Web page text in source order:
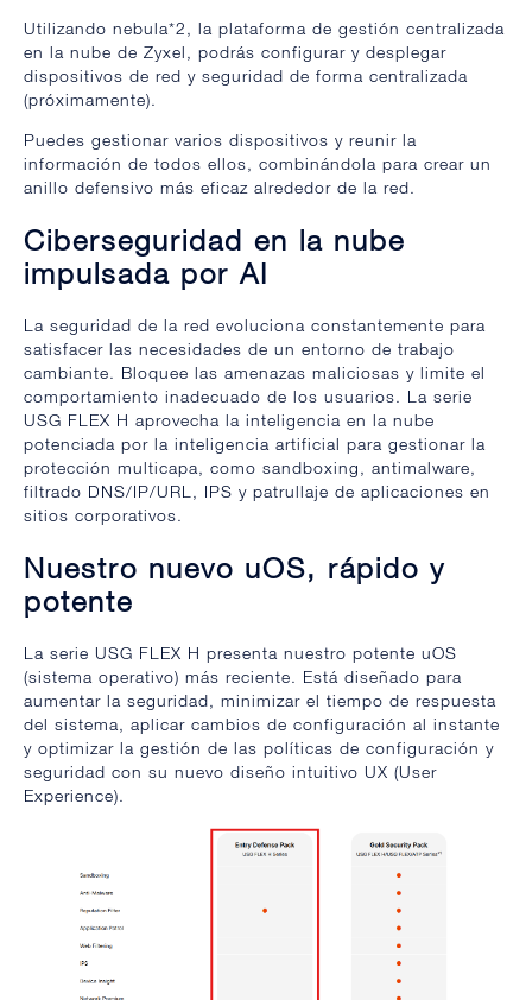
Utilizando nebula*2, la plataforma de gestión centralizada
en la nube de Zyxel, podrás configurar y desplegar
dispositivos de red y seguridad de forma centralizada
(próximamente).
Puedes gestionar varios dispositivos y reunir la
información de todos ellos, combinándola para crear un
anillo defensivo más eficaz alrededor de la red.
Ciberseguridad en la nube
impulsada por AI
La seguridad de la red evoluciona constantemente para
satisfacer las necesidades de un entorno de trabajo
cambiante. Bloquee las amenazas maliciosas y limite el
comportamiento inadecuado de los usuarios. La serie
USG FLEX H aprovecha la inteligencia en la nube
potenciada por la inteligencia artificial para gestionar la
protección multicapa, como sandboxing, antimalware,
filtrado DNS/IP/URL, IPS y patrullaje de aplicaciones en
sitios corporativos.
Nuestro nuevo uOS, rápido y
potente
La serie USG FLEX H presenta nuestro potente uOS
(sistema operativo) más reciente. Está diseñado para
aumentar la seguridad, minimizar el tiempo de respuesta
del sistema, aplicar cambios de configuración al instante
y optimizar la gestión de las políticas de configuración y
seguridad con su nuevo diseño intuitivo UX (User
Experience).